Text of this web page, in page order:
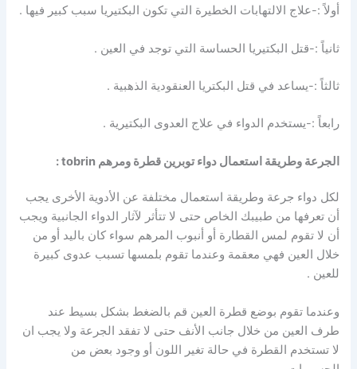
أولاً :-علاج الالتهابات الخطيرة التي تكون البكتيريا سبب كبير فيها .
ثانياً :-قتل البكتيريا الحساسة التي توجد في العين .
ثالثاً :-يساعد في قتل البكتريا العنقودية الذهبية .
رابعاً :-يستخدم الدواء في علاج العدوى البكتيرية .
الجرعة وطريقة استعمال دواء توبرين قطرة ومرهم tobrin :
لكل دواء جرعة وطريقة استعمال مختلفة عن الأدوية الأخرى يجب
أن تعرفها من طبيبك الخاص حتى لا تتأثر لآثار الدواء الجانبية ويجب
أن لا تقوم لمس القطارة أو أنبوب المرهم سواء كان باليد أو من
خلال العين فهي معقمة وعندما تقوم بلمسها تسبب عدوى كبيرة
للعين .
وعندما تقوم بوضع قطرة العين قم بالضغط بشكل بسيط عند
طرف العين من خلال جانب الأنف حتى لا تفقد الجرعة ولا يجب ان
لا تستخدم القطرة في حالة تغير اللون أو وجود بعض من